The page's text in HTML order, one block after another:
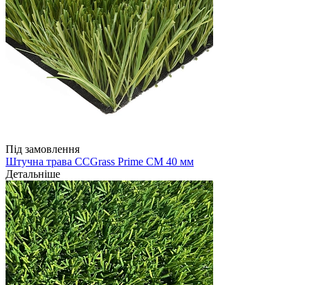
Під замовлення
Штучна трава CCGrass Prime CM 40 мм
Детальніше